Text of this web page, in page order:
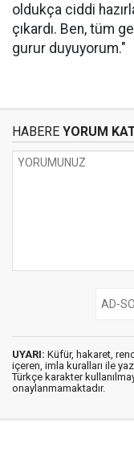
oldukça ciddi
çıkardı. Ben, tüm
gurur duyuyorum."
HABERE YORUM
UYARI: Küfür, hakaret,
içeren, imla kuralları ile
Türkçe karakter
onaylanmamaktadır.